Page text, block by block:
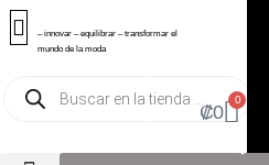
– innovar – equilibrar – transformar el
mundo de la moda
₡0
0